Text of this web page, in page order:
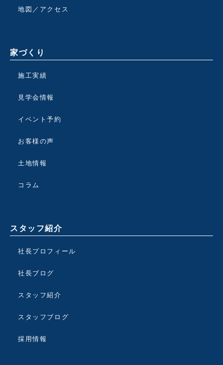
地図／アクセス
家づくり
施工実績
見学会情報
イベント予約
お客様の声
土地情報
コラム
スタッフ紹介
社長プロフィール
社長ブログ
スタッフ紹介
スタッフブログ
採用情報